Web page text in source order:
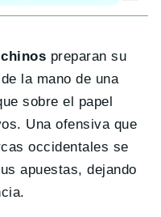
preparan su
la mano de una
sobre el papel
Una ofensiva que
occidentales se
apuestas, dejando